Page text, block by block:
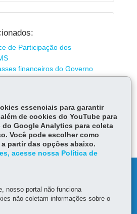
de Participação dos
financeiros do Governo
essenciais para garantir
de cookies do YouTube para
Google Analytics para coleta
Você pode escolher como
partir das opções abaixo.
acesse nossa Política de
nosso portal não funciona
não coletam informações sobre o